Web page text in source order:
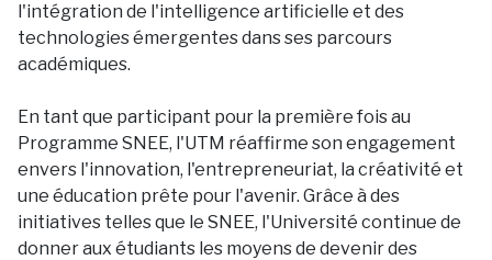
l'intégration de l'intelligence artificielle et des
technologies émergentes dans ses parcours
académiques.
En tant que participant pour la première fois au
Programme SNEE, l'UTM réaffirme son engagement
envers l'innovation, l'entrepreneuriat, la créativité et
une éducation prête pour l'avenir. Grâce à des
initiatives telles que le SNEE, l'Université continue de
donner aux étudiants les moyens de devenir des